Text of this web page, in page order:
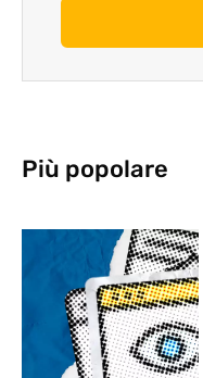
Più popolare